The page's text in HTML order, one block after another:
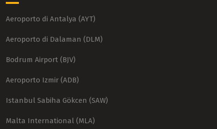
Aeroporto di Antalya (AYT)
Aeroporto di Dalaman (DLM)
Bodrum Airport (BJV)
Aeroporto Izmir (ADB)
Istanbul Sabiha Gökcen (SAW)
Malta International (MLA)